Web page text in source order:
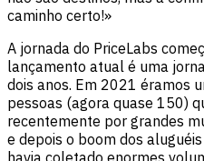
caminho certo!»
A jornada do PriceLabs
lançamento atual é uma
dois anos. Em 2021 éramos
pessoas (agora quase 150)
recentemente por grandes
e depois o boom dos
havia coletado enormes